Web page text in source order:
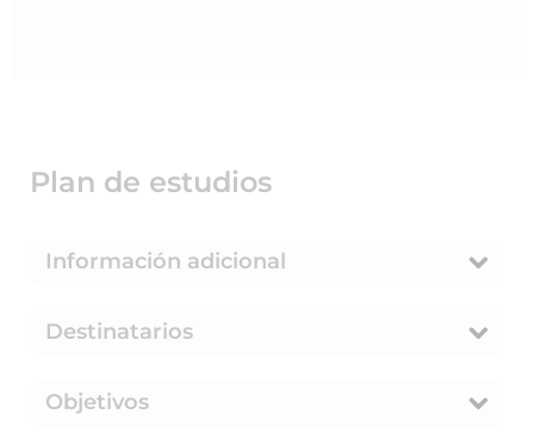
Plan de estudios
Información adicional
Destinatarios
Objetivos